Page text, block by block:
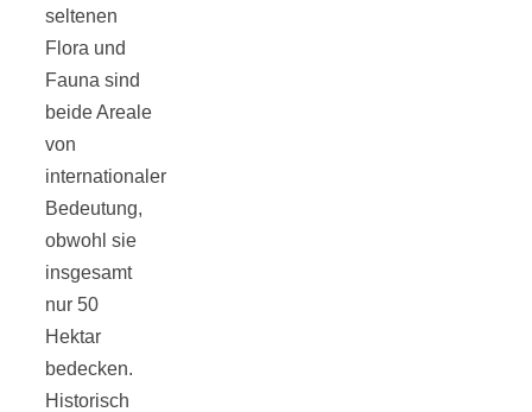
seltenen
Flora und
Fauna sind
beide Areale
von
internationaler
Bedeutung,
obwohl sie
insgesamt
nur 50
Hektar
bedecken.
Historisch